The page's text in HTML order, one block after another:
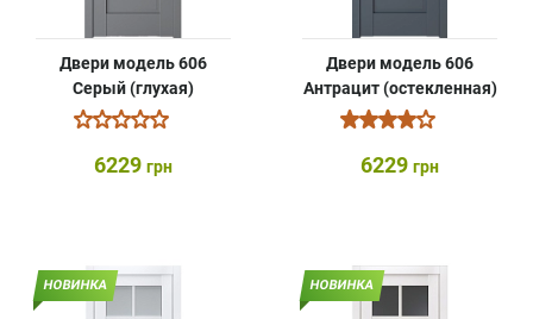
Двери модель 606
Серый (глухая)
6229 грн
Двери модель 606
Антрацит (остекленная)
6229 грн
НОВИНКА НОВИНКА